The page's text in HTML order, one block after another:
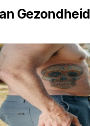
Gezondheid